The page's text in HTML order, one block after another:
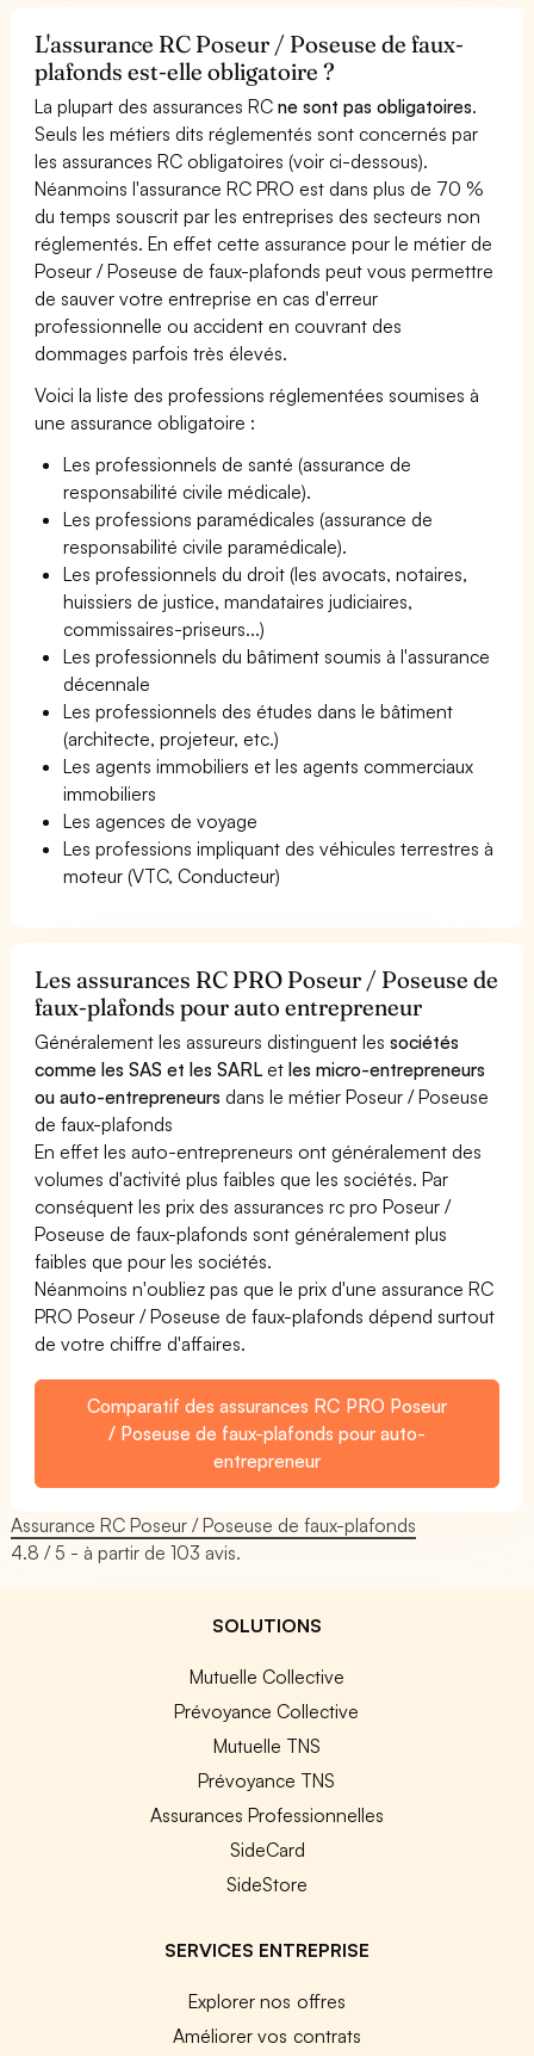
L'assurance RC Poseur / Poseuse de faux-
plafonds est-elle obligatoire ?
La plupart des assurances RCne sont pas obligatoires.
Seuls les métiers dits réglementés sont concernés par
les assurances RC obligatoires (voir ci-dessous).
Néanmoins l'assurance RC PRO est dans plus de 70 %
du temps souscrit par les entreprises des secteurs non
réglementés. En effet cette assurance pour le métier de
Poseur / Poseuse de faux-plafonds peut vous permettre
de sauver votre entreprise en cas d'erreur
professionnelle ou accident en couvrant des
dommages parfois très élevés.
Voici la liste des professions réglementées soumises à
une assurance obligatoire :
Les professionnels de santé (assurance de
responsabilité civile médicale).
Les professions paramédicales (assurance de
responsabilité civile paramédicale).
Les professionnels du droit (les avocats, notaires,
huissiers de justice, mandataires judiciaires,
commissaires-priseurs...)
Les professionnels du bâtiment soumis à l'assurance
décennale
Les professionnels des études dans le bâtiment
(architecte, projeteur, etc.)
Les agents immobiliers et les agents commerciaux
immobiliers
Les agences de voyage
Les professions impliquant des véhicules terrestres à
moteur (VTC, Conducteur)
Les assurances RC PRO Poseur / Poseuse de
faux-plafonds pour auto entrepreneur
Généralement les assureurs distinguent lessociétés
comme les SAS et les SARL etles micro-entrepreneurs
ou auto-entrepreneurs dans le métier Poseur / Poseuse
de faux-plafonds
En effet les auto-entrepreneurs ont généralement des
volumes d'activité plus faibles que les sociétés. Par
conséquent les prix des assurances rc pro Poseur /
Poseuse de faux-plafonds sont généralement plus
faibles que pour les sociétés.
Néanmoins n'oubliez pas que le prix d'une assurance RC
PRO Poseur / Poseuse de faux-plafonds dépend surtout
de votre chiffre d'affaires.
Comparatif des assurances RC PRO Poseur
/ Poseuse de faux-plafonds pour auto-
entrepreneur
Assurance RC Poseur / Poseuse de faux-plafonds
4.8 / 5 - à partir de103 avis.
SOLUTIONS
Mutuelle Collective
Prévoyance Collective
Mutuelle TNS
Prévoyance TNS
Assurances Professionnelles
SideCard
SideStore
SERVICES ENTREPRISE
Explorer nos offres
Améliorer vos contrats